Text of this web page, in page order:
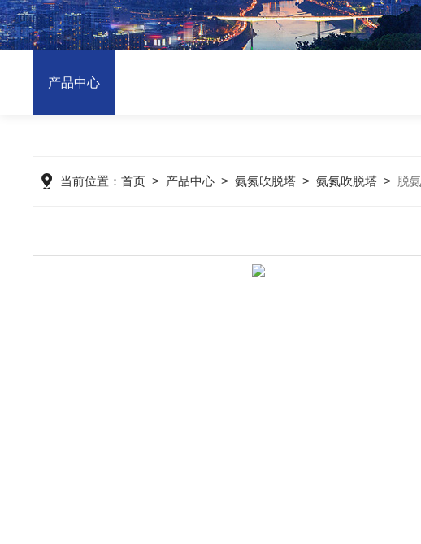
产品中心
当前位置：首页 > 产品中心 >氨氮吹脱塔 >氨氮吹脱塔 > 脱